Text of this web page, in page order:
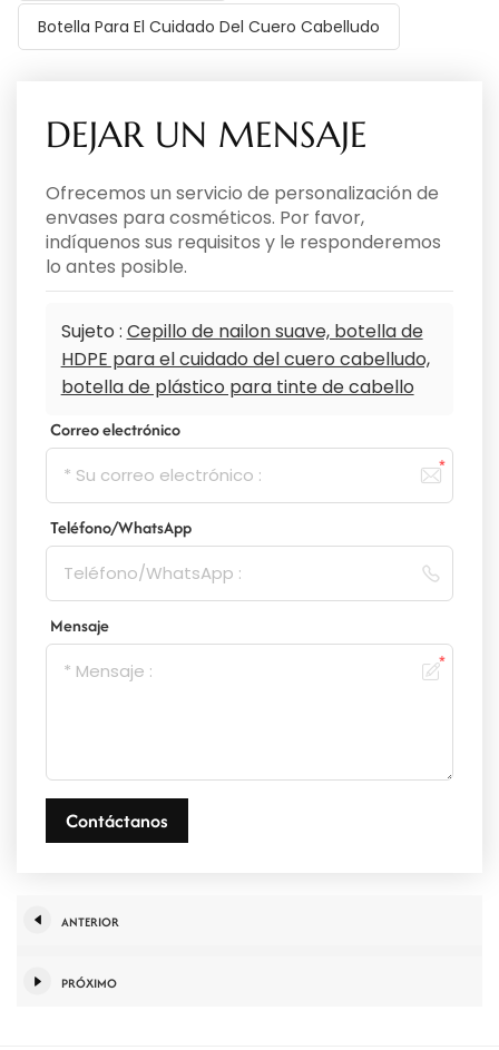
Botella Para El Cuidado Del Cuero Cabelludo
DEJAR UN MENSAJE
Ofrecemos un servicio de personalización de
envases para cosméticos. Por favor,
indíquenos sus requisitos y le responderemos
lo antes posible.
Sujeto : Cepillo de nailon suave, botella de
HDPE para el cuidado del cuero cabelludo,
botella de plástico para tinte de cabello
Correo electrónico
Teléfono/WhatsApp
Mensaje
Contáctanos
ANTERIOR
PRÓXIMO